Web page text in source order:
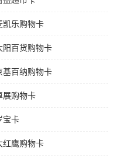
凯乐购物卡
阳百货购物卡
基百纳购物卡
展购物卡
宝卡
红鹰购物卡